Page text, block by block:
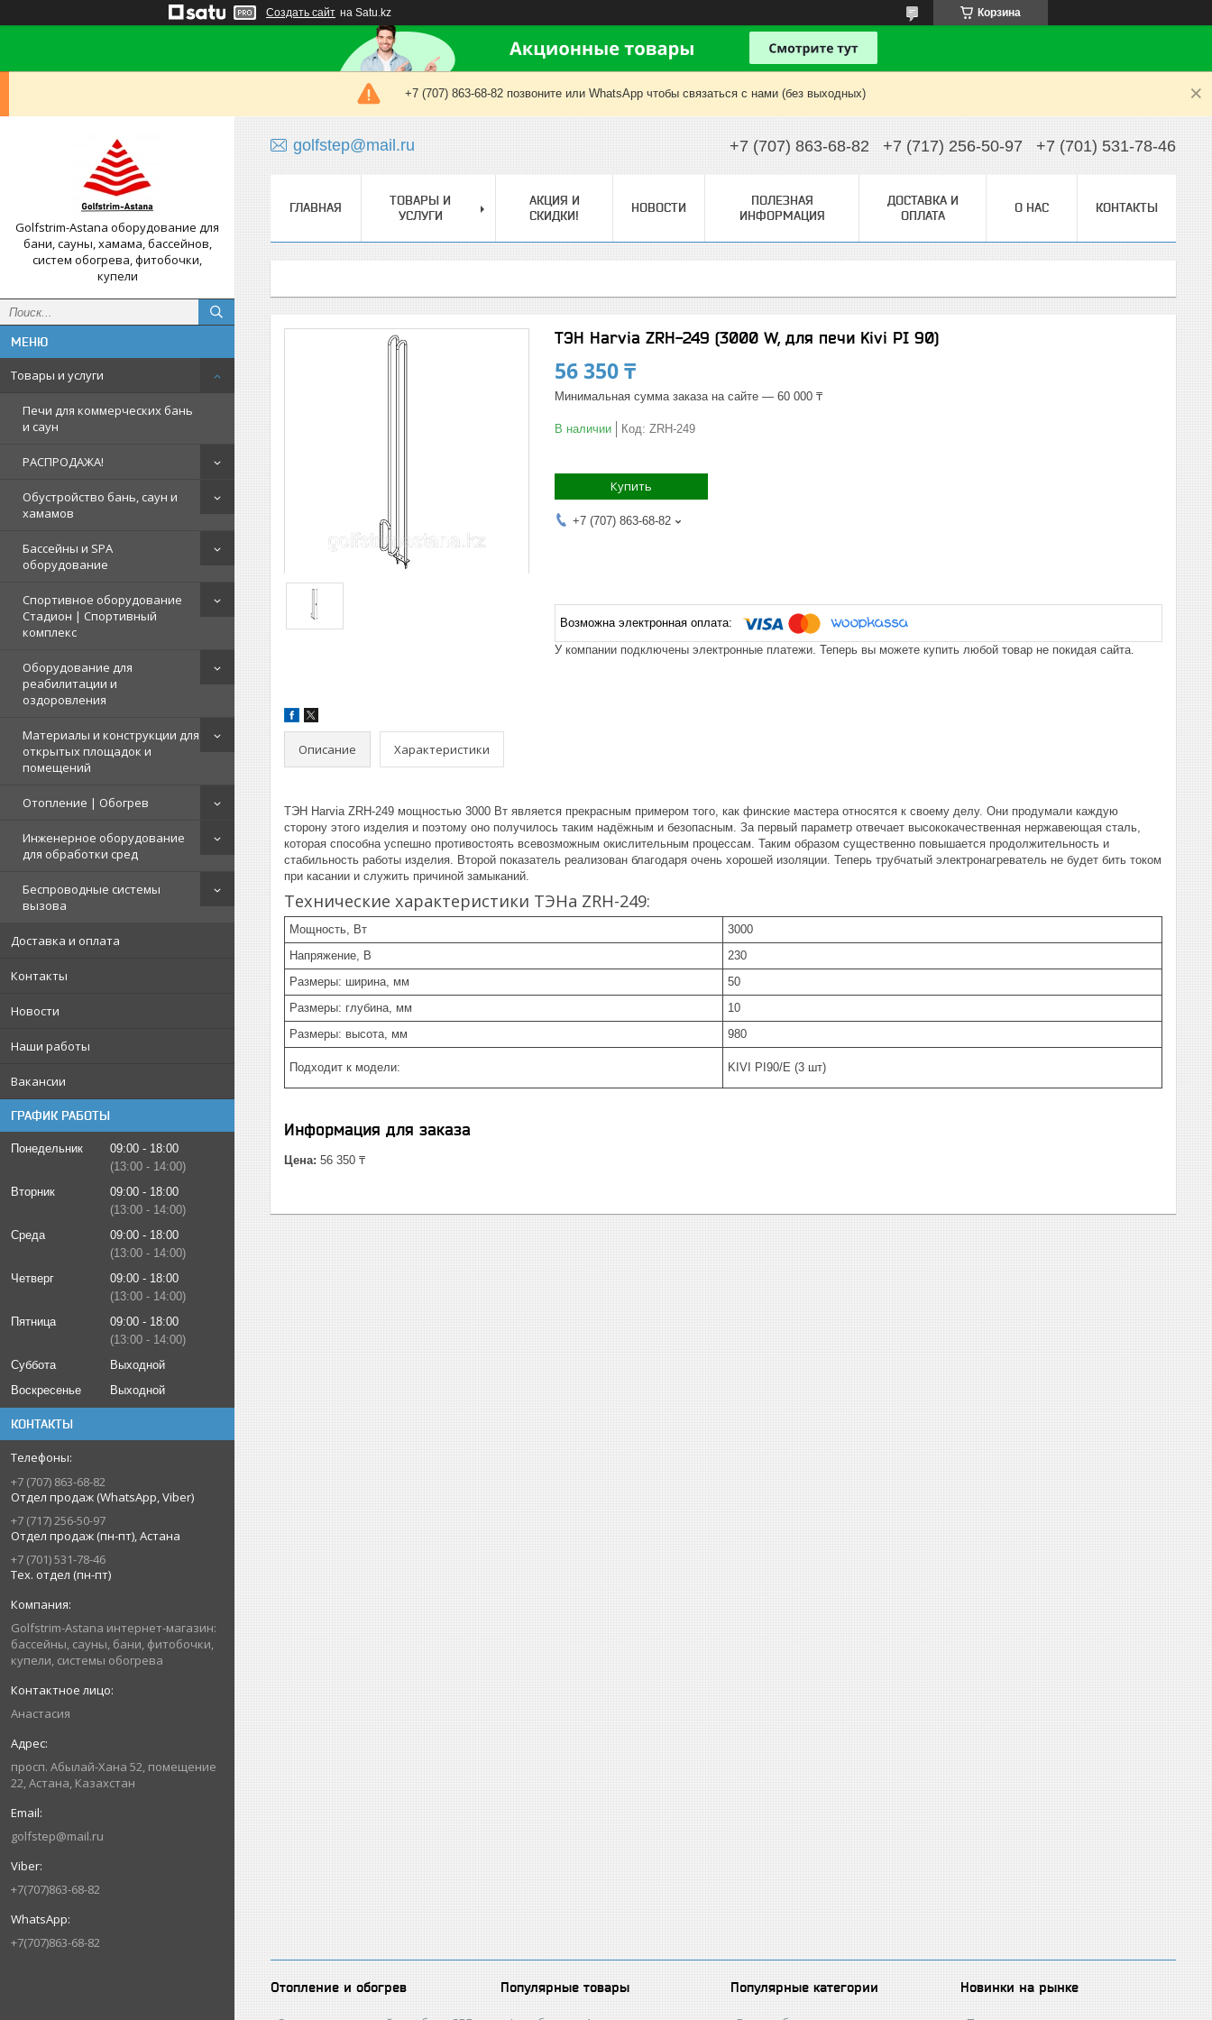
Создать сайт на Satu.kz Корзина
+7 (707) 863-68-82 позвоните или WhatsApp чтобы связаться с нами (без выходных)
Golfstrim-Astana оборудование для
бани, сауны, хамама, бассейнов,
систем обогрева, фитобочки,
купели
Товары и услуги
Печи для коммерческих бань
и саун
РАСПРОДАЖА!
Обустройство бань, саун и
хамамов
Бассейны и SPA
оборудование
Спортивное оборудование
Стадион | Cпортивный
комплекс
Оборудование для
реабилитации и
оздоровления
Материалы и конструкции для
открытых площадок и
помещений
Отопление | Обогрев
Инженерное оборудование
для обработки сред
Беспроводные системы
вызова
Доставка и оплата
Контакты
Новости
Наши работы
Вакансии
ГРАФИК РАБОТЫ
Понедельник 09:00
18:00
13:00
14:00
Вторник
09:00
18:00
13:00
14:00
Среда
09:00
18:00
13:00
14:00
Четверг
09:00
18:00
13:00
14:00
Пятница
09:00
18:00
13:00
14:00
Суббота
Выходной
Воскресенье
Выходной
КОНТАКТЫ
+7 (707) 863-68-82
Отдел продаж (WhatsApp, Viber)
+7 (717) 256-50-97
Отдел продаж (пн-пт), Астана
+7 (701) 531-78-46
Тех. отдел (пн-пт)
Golfstrim-Astana интернет-магазин:
бассейны, сауны, бани, фитобочки,
купели, системы обогрева
Анастасия
просп. Абылай-Хана 52, помещение
22, Астана, Казахстан
golfstep@mail.ru
+7(707)863-68-82
+7(707)863-68-82
golfstep@mail.ru +7 (707) 863-68-82 +7 (717) 256-50-97 +7 (701) 531-78-46
ГЛАВНАЯ
ТОВАРЫ И
УСЛУГИ
АКЦИЯ И
СКИДКИ!
НОВОСТИ
ПОЛЕЗНАЯ
ИНФОРМАЦИЯ
ДОСТАВКА И
ОПЛАТА
О НАС КОНТАКТЫ
ТЭН Harvia ZRH-249 (3000 W, для печи Kivi PI 90)
56 350 ₸
Минимальная сумма заказа на сайте — 60 000 ₸
В наличии Код: ZRH-249
Купить
+7 (707) 863-68-82
У компании подключены электронные платежи. Теперь вы можете купить любой товар не покидая сайта.
Описание Характеристики
ТЭН Harvia ZRH-249 мощностью 3000 Вт является прекрасным примером того, как финские мастера относятся к своему делу. Они продумали каждую
сторону этого изделия и поэтому оно получилось таким надёжным и безопасным. За первый параметр отвечает высококачественная нержавеющая сталь,
которая способна успешно противостоять всевозможным окислительным процессам. Таким образом существенно повышается продолжительность и
стабильность работы изделия. Второй показатель реализован благодаря очень хорошей изоляции. Теперь трубчатый электронагреватель не будет бить током
при касании и служить причиной замыканий.
Технические характеристики ТЭНа ZRH-249:
Мощность, Вт
3000
Напряжение, В
230
Размеры: ширина, мм
50
Размеры: глубина, мм
10
Размеры: высота, мм
980
Подходит к модели: KIVI PI90/E (3 шт)
Информация для заказа
Цена: 56 350 ₸
Отопление и обогрев Популярные товары Популярные категории Новинки на рынке